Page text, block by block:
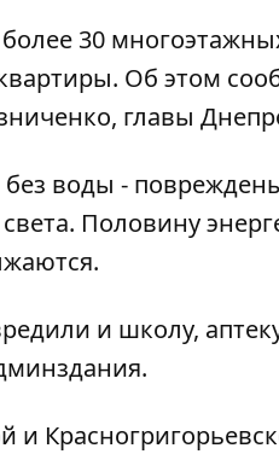
30
Об этом
главы
без воды -
света. Половину
и школу,
и